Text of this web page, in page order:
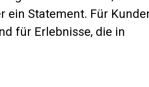
Statement. Für
für Erlebnisse, die in